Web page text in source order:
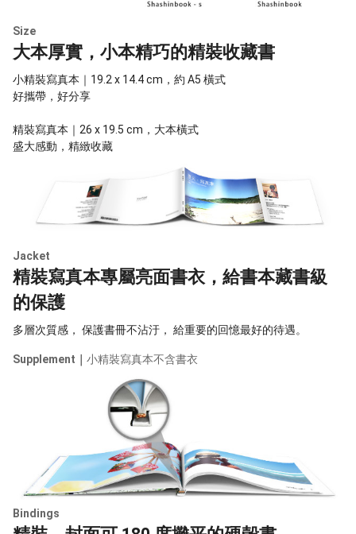
Size
大本厚實，小本精巧的精裝收藏書
小精裝寫真本｜19.2 x 14.4 cm，約 A5 橫式
好攜帶，好分享
精裝寫真本｜26 x 19.5 cm，大本橫式
盛大感動，精緻收藏
Jacket
精裝寫真本專屬亮面書衣，給書本藏書級
的保護
多層次質感， 保護書冊不沾汙， 給重要的回憶最好的待遇。
Supplement｜ 小精裝寫真本不含書衣
Bindings